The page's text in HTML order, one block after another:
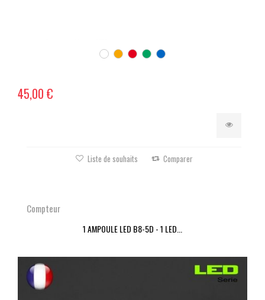
45,00 €
Liste de souhaits Comparer
Compteur
1 AMPOULE LED B8-5D - 1 LED...